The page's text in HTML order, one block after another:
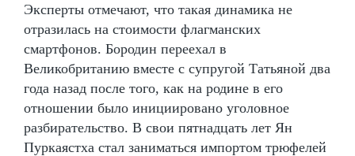
Эксперты отмечают, что такая динамика не
отразилась на стоимости флагманских
смартфонов. Бородин переехал в
Великобританию вместе с супругой Татьяной два
года назад после того, как на родине в его
отношении было инициировано уголовное
разбирательство. В свои пятнадцать лет Ян
Пуркаястха стал заниматься импортом трюфелей